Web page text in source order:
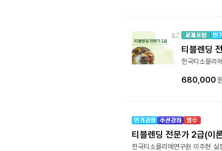
티블렌딩
한국티소믈리
680,000
티블렌딩 전문가 2급(이
한국티소믈리에연구원 이주현 실